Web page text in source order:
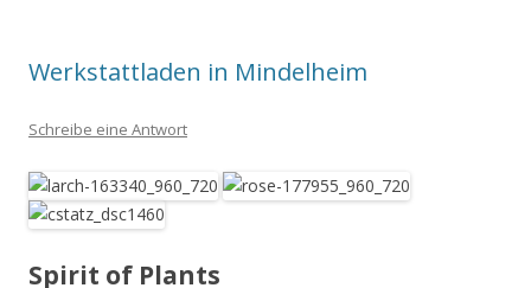
Werkstattladen in Mindelheim
Schreibe eine Antwort
Spirit of Plants